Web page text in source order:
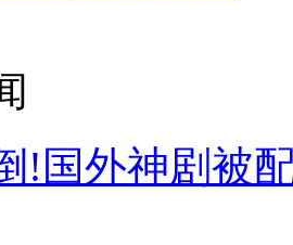
!国外神剧被